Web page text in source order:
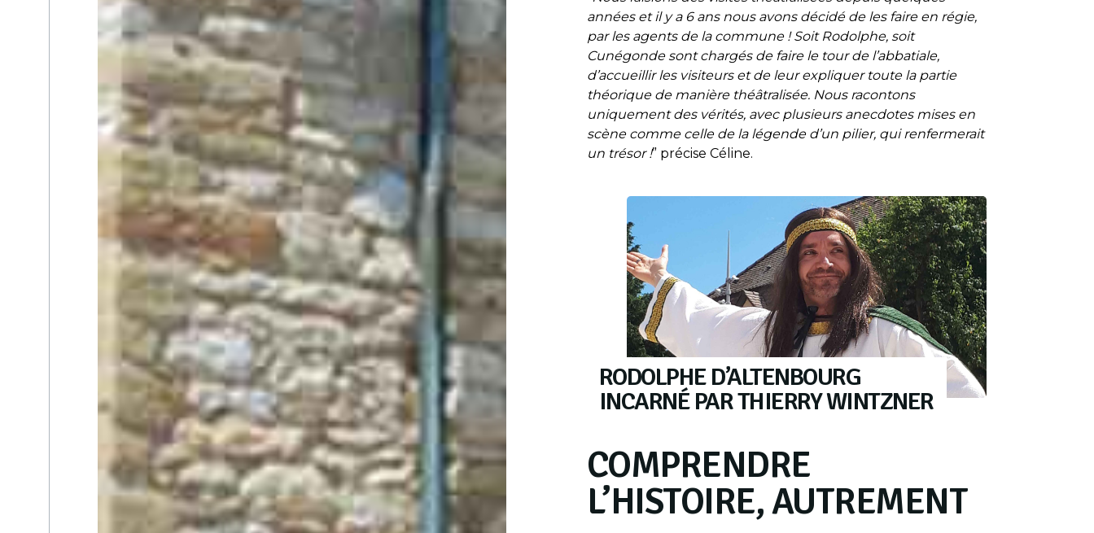
années et il y a 6 ans nous avons décidé de les faire en régie,
par les agents de la commune ! Soit Rodolphe, soit
Cunégonde sont chargés de faire le tour de l’abbatiale,
d’accueillir les visiteurs et de leur expliquer toute la partie
théorique de manière théâtralisée. Nous racontons
uniquement des vérités, avec plusieurs anecdotes mises en
scène comme celle de la légende d’un pilier, qui renfermerait
un trésor !” précise Céline.
RODOLPHE D’ALTENBOURG
INCARNÉ PAR THIERRY WINTZNER
COMPRENDRE
L’HISTOIRE, AUTREMENT